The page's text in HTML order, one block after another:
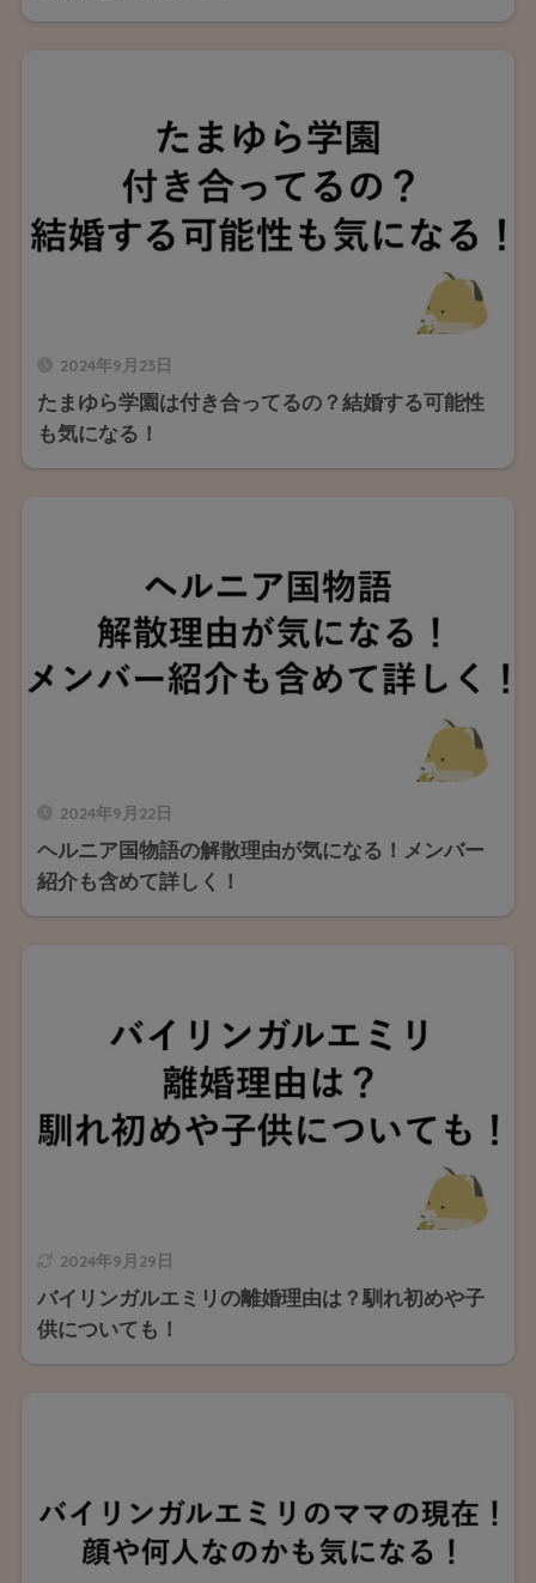
2024年9月23日
たまゆら学園は付き合ってるの？結婚する可能性
も気になる！
2024年9月22日
ヘルニア国物語の解散理由が気になる！メンバー
紹介も含めて詳しく！
2024年9月29日
バイリンガルエミリの離婚理由は？馴れ初めや子
供についても！